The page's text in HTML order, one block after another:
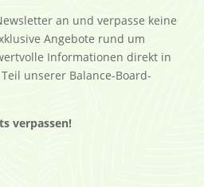
an und verpasse keine
Angebote rund um
Informationen direkt in
unserer Balance-Board-
verpassen!